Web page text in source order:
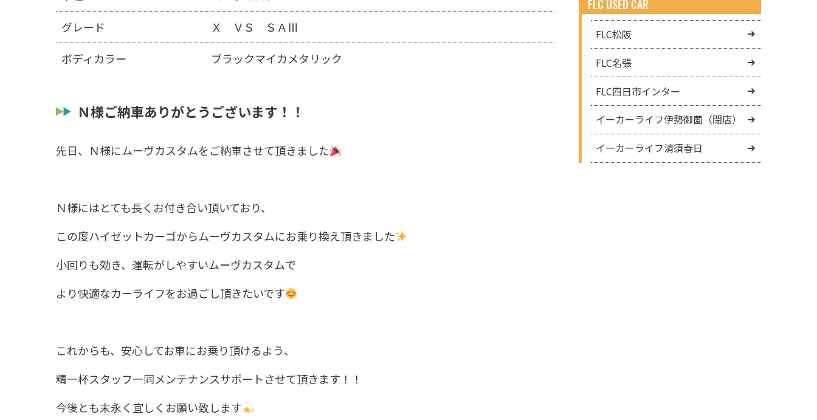
グレード
Ｘ ＶＳ ＳＡⅢ
ボディカラー
ブラックマイカメタリック
Ｎ様ご納車ありがとうございます！！
先日、Ｎ様にムーヴカスタムをご納車させて頂きました
Ｎ様にはとても長くお付き合い頂いており、
この度ハイゼットカーゴからムーヴカスタムにお乗り換え頂きました
小回りも効き、運転がしやすいムーヴカスタムで
より快適なカーライフをお過ごし頂きたいです
これからも、安心してお車にお乗り頂けるよう、
精一杯スタッフ一同メンテナンスサポートさせて頂きます！！
今後とも末永く宜しくお願い致します
FLC USED CAR
FLC松阪
FLC名張
FLC四日市インター
イーカーライフ伊勢御薗（閉店）
イーカーライフ清須春日